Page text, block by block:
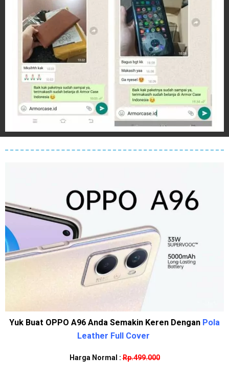
Yuk Buat OPPO A96 Anda Semakin Keren Dengan Pola
Leather Full Cover
Harga Normal :Rp.499.000